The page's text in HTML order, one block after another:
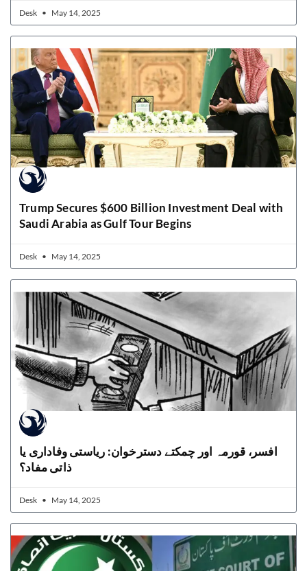
Desk May 14, 2025
Trump Secures $600 Billion Investment Deal with
Saudi Arabia as Gulf Tour Begins
Desk May 14, 2025
افسر، قورمہ اور چمکتے دسترخوان: ریاستی وفاداری یا
ذاتی مفاد؟
Desk May 14, 2025